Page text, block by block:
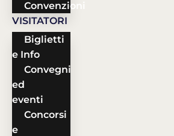
Convenzioni
VISITATORI
Biglietti
e Info
Convegni
ed
eventi
Concorsi
e